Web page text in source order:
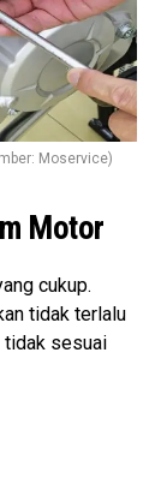
Moservice)
Motor
cukup.
tidak terlalu
tidak sesuai